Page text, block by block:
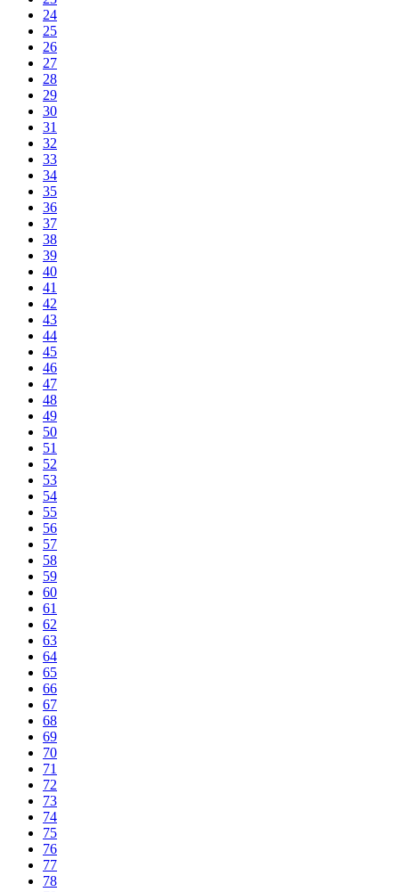
24
25
26
27
28
29
30
31
32
33
34
35
36
37
38
39
40
41
42
43
44
45
46
47
48
49
50
51
52
53
54
55
56
57
58
59
60
61
62
63
64
65
66
67
68
69
70
71
72
73
74
75
76
77
78